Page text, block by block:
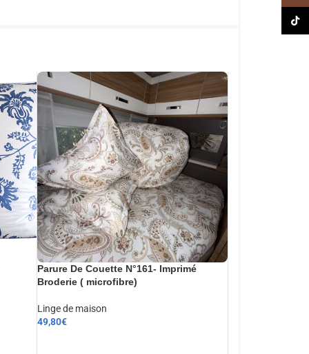
Parure De Couette N°161- Imprimé
Broderie ( microfibre)
Linge de maison
49,80€